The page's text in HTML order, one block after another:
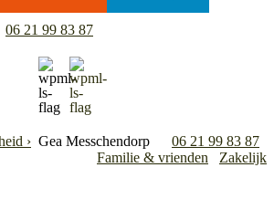
06 21 99 83 87
› Gea Messchendorp
06 21 99 83 87
Familie & vrienden
Zakelijk